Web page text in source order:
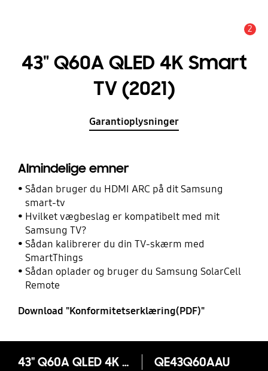
2
43" Q60A QLED 4K Smart
TV (2021)
Garantioplysninger
Almindelige emner
Sådan bruger du HDMI ARC på dit Samsung
smart-tv
Hvilket vægbeslag er kompatibelt med mit
Samsung TV?
Sådan kalibrerer du din TV-skærm med
SmartThings
Sådan oplader og bruger du Samsung SolarCell
Remote
Download "Konformitetserklæring(PDF)"
43" Q60A QLED 4K Smart TV (2021) QE43Q60AAU